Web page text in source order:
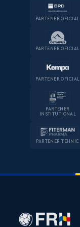
PARTENER OFICIAL
PARTENER OFICIAL
PARTENER OFICIAL
PARTENER
INSTITUȚIONAL
PARTENER TEHNIC